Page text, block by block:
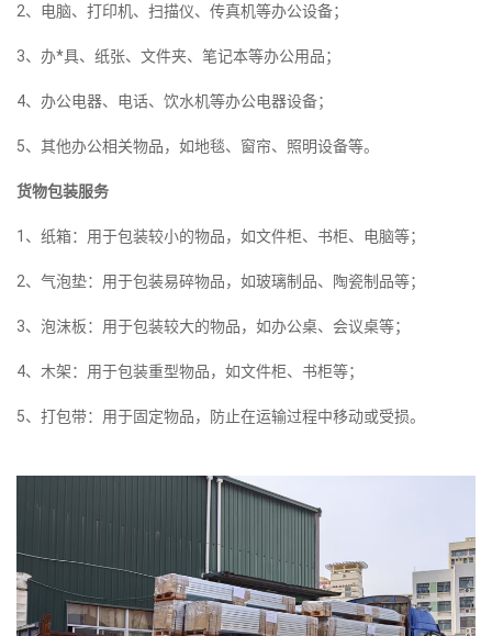
2、电脑、打印机、扫描仪、传真机等办公设备；
3、办*具、纸张、文件夹、笔记本等办公用品；
4、办公电器、电话、饮水机等办公电器设备；
5、其他办公相关物品，如地毯、窗帘、照明设备等。
货物包装服务
1、纸箱：用于包装较小的物品，如文件柜、书柜、电脑等；
2、气泡垫：用于包装易碎物品，如玻璃制品、陶瓷制品等；
3、泡沫板：用于包装较大的物品，如办公桌、会议桌等；
4、木架：用于包装重型物品，如文件柜、书柜等；
5、打包带：用于固定物品，防止在运输过程中移动或受损。